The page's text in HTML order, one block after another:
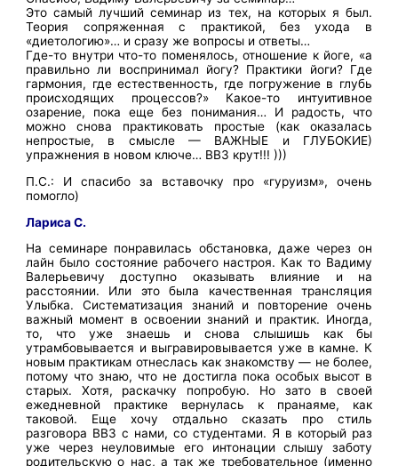
Это самый лучший семинар из тех, на которых я был.
Теория сопряженная с практикой, без ухода в
«диетологию»… и сразу же вопросы и ответы…
Где-то внутри что-то поменялось, отношение к йоге, «а
правильно ли воспринимал йогу? Практики йоги? Где
гармония, где естественность, где погружение в глубь
происходящих процессов?» Какое-то интуитивное
озарение, пока еще без понимания… И радость, что
можно снова практиковать простые (как оказалась
непростые, в смысле — ВАЖНЫЕ и ГЛУБОКИЕ)
упражнения в новом ключе… ВВЗ крут!!! )))
П.С.: И спасибо за вставочку про «гуруизм», очень
помогло)
Лариса С.
На семинаре понравилась обстановка, даже через он
лайн было состояние рабочего настроя. Как то Вадиму
Валерьевичу доступно оказывать влияние и на
расстоянии. Или это была качественная трансляция
Улыбка. Систематизация знаний и повторение очень
важный момент в освоении знаний и практик. Иногда,
то, что уже знаешь и снова слышишь как бы
утрамбовывается и выгравировывается уже в камне. К
новым практикам отнеслась как знакомству — не более,
потому что знаю, что не достигла пока особых высот в
старых. Хотя, раскачку попробую. Но зато в своей
ежедневной практике вернулась к пранаяме, как
таковой. Еще хочу отдально сказать про стиль
разговора ВВЗ с нами, со студентами. Я в который раз
уже через неуловимые его интонации слышу заботу
родительскую о нас, а так же требовательное (именно